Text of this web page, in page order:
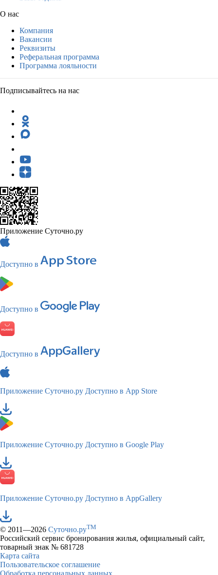
О нас
Компания
Вакансии
Реквизиты
Реферальная программа
Программа лояльности
Подписывайтесь на нас
Приложение Суточно.ру
Доступно в
Доступно в
Доступно в
Приложение Суточно.ру Доступно в App Store
Приложение Суточно.ру Доступно в Google Play
Приложение Суточно.ру Доступно в AppGallery
© 2011—2026 Суточно.руTM
Российский сервис бронирования жилья, официальный сайт,
товарный знак № 681728
Карта сайта
Пользовательское соглашение